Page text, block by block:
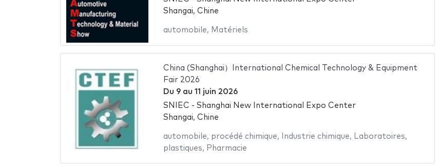
Shangai, Chine
automobile, Matériels
China (Shanghai）International Chemical Technology & Equipment
Fair 2026
Du 9au 11 juin 2026
SNIEC - Shanghai New International Expo Center
Shangai, Chine
automobile, procédé chimique, Industrie chimique, Laboratoires,
plastiques, Pharmacie